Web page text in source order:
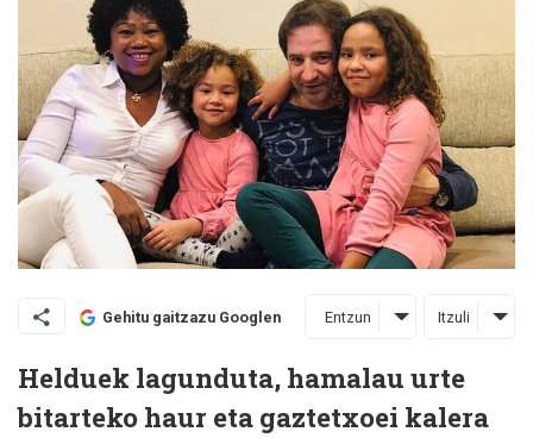
Gehitu gaitzazu Googlen Entzun Itzuli
Helduek lagunduta, hamalau urte
bitarteko haur eta gaztetxoei kalera